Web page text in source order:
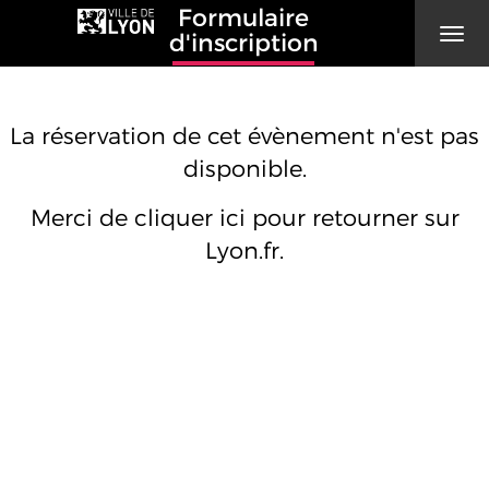
Formulaire
d'inscription
La réservation de cet évènement n'est pas
disponible.
Merci de cliquer ici pour retourner sur
Lyon.fr.